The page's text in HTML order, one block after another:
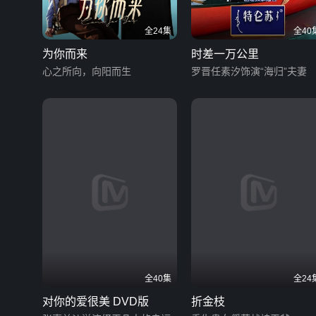
全24集
为你而来
心之所向，向阳而生
全40
时差一万公里
罗晋任素汐饰演“海归”夫妻
全40集
对你的爱很美 DVD版
全24
折金枝